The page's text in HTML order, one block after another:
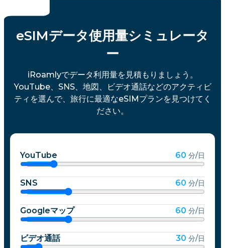
eSIMデータ使用量シミュレータ
ー
iRoamlyでデータ利用量を見積もりましょう。
YouTube、SNS、地図、ビデオ通話などのアクティビ
ティを選んで、旅行に最適なeSIMプランを見つけてく
ださい。
YouTube 60 分/日
SNS 60 分/日
Googleマップ 60 分/日
ビデオ通話 30 分/日